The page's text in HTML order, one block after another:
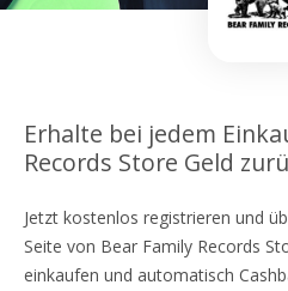
Erhalte bei jedem
Records Store Geld
Jetzt kostenlos registrieren und
Seite von Bear Family Records
einkaufen und automatisch